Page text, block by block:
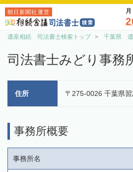
朝日新聞社運営
遺産相続 司法書士検索トップ 千葉県
司法書士みどり事務
住所 〒275-0026 千葉県
事務所概要
事務所名